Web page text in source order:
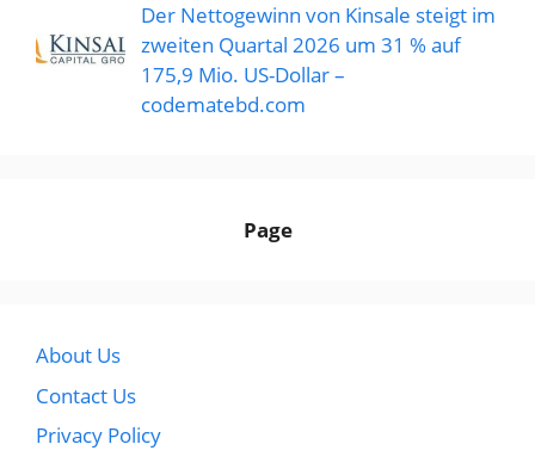
Der Nettogewinn von Kinsale steigt im
zweiten Quartal 2026 um 31 % auf
175,9 Mio. US-Dollar –
codematebd.com
Page
About Us
Contact Us
Privacy Policy